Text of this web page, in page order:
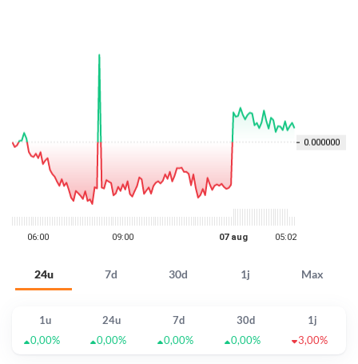
24u 7d 30d 1j Max
1u 24u 7d 30d
1j
0,00%
0,00% 0,00% 0,00% 3,00%